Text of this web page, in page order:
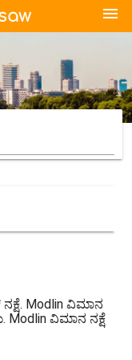
menu
Modlin ವಿಮಾನ
Modlin ವಿಮಾನ ನಕ್ಷೆ